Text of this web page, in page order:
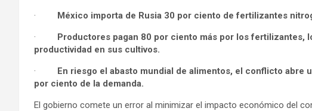
· México importa de Rusia 30 por ciento de fertilizantes
· Productores pagan 80 por ciento más por los fertilizantes,
productividad en sus cultivos.
· En riesgo el abasto mundial de alimentos, el conflicto
por ciento de la demanda.
El gobierno comete un error al minimizar el impacto económico del